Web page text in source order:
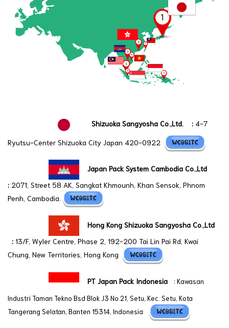
Shizuoka Sangyosha Co.,Ltd. : 4-7
Ryutsu-Center Shizuoka City Japan 420-0922
Japan Pack System Cambodia Co.,Ltd
: 2071, Street 58 AK, Sangkat Khmounh, Khan Sensok, Phnom
Penh, Cambodia.
Hong Kong Shizuoka Sangyosha Co.,Ltd
: 13/F, Wyler Centre, Phase 2, 192-200 Tai Lin Pai Rd, Kwai
Chung, New Territories, Hong Kong
PT Japan Pack Indonesia : Kawasan
Industri Taman Tekno Bsd Blok J3 No.21, Setu, Kec. Setu, Kota
Tangerang Selatan, Banten 15314, Indonesia